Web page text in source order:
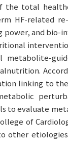
total
HF-related
power, and
metabolite-
linking to
to evaluate
of